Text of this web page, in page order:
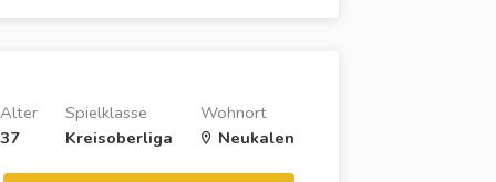
Wohnort
Neukalen
Spielklasse
Kreisoberliga
Alter
37